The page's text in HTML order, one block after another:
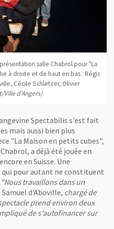
salle Chabrol pour "La
à droite et de haut en bas : Régis
Cécile Schletzer, Olivier
Ville d'Angers)
Spectabilis s'est fait
mais aussi bien plus
"La Maison en petits cubes",
a déjà été jouée en
en Suisse. Une
qui pour autant ne constituent
"Nous travaillons dans un
d'Aboville, chargé de
prend environ deux
de s'autofinancer sur